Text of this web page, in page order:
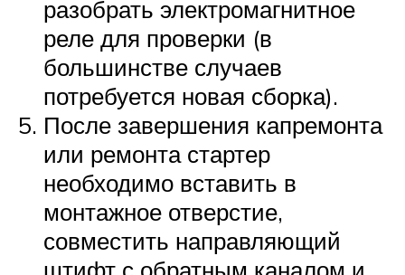
разобрать электромагнитное
реле для проверки (в
большинстве случаев
потребуется новая сборка).
После завершения капремонта
или ремонта стартер
необходимо вставить в
монтажное отверстие,
совместить направляющий
штифт с обратным каналом и